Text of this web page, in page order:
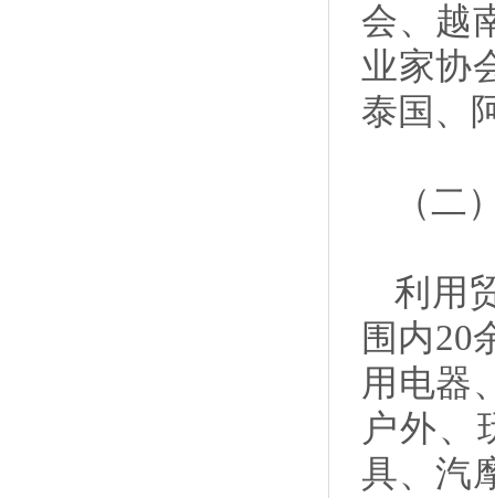
会、越
业家协
泰国、
（二
利用
围内20
用电器
户外、
具、汽